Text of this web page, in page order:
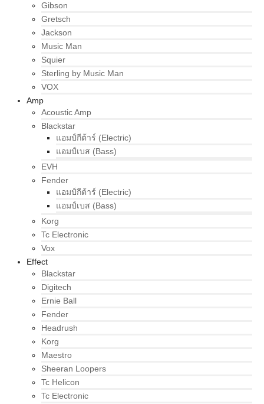
Gibson
Gretsch
Jackson
Music Man
Squier
Sterling by Music Man
VOX
Amp
Acoustic Amp
Blackstar
แอมป์กีต้าร์ (Electric)
แอมป์เบส (Bass)
EVH
Fender
แอมป์กีต้าร์ (Electric)
แอมป์เบส (Bass)
Korg
Tc Electronic
Vox
Effect
Blackstar
Digitech
Ernie Ball
Fender
Headrush
Korg
Maestro
Sheeran Loopers
Tc Helicon
Tc Electronic